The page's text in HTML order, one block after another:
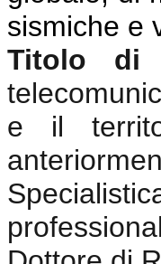
sismiche e
Titolo di
e il